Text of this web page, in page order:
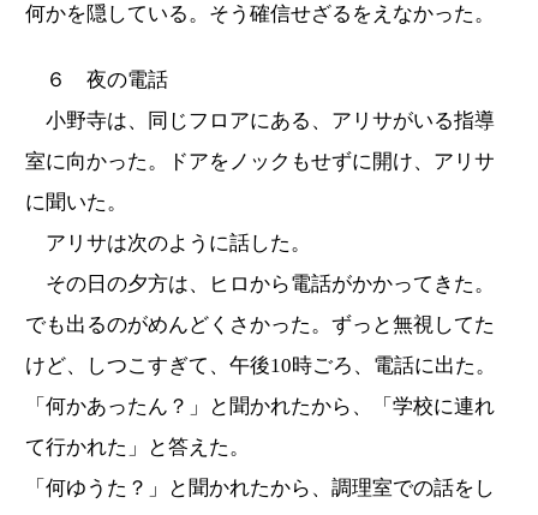
何かを隠している。そう確信せざるをえなかった。
６ 夜の電話
小野寺は、同じフロアにある、アリサがいる指導
室に向かった。ドアをノックもせずに開け、アリサ
に聞いた。
アリサは次のように話した。
その日の夕方は、ヒロから電話がかかってきた。
でも出るのがめんどくさかった。ずっと無視してた
けど、しつこすぎて、午後10時ごろ、電話に出た。
「何かあったん？」と聞かれたから、「学校に連れ
て行かれた」と答えた。
「何ゆうた？」と聞かれたから、調理室での話をし